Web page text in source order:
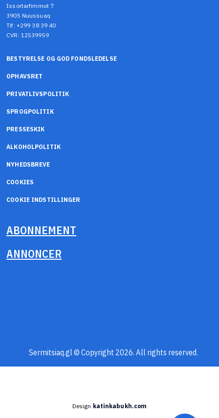
Issortarfimmut 7
3905 Nuussuaq
Tlf: +299 38 39 40
CVR: 12539959
BESTYRELSE OG GOD FONDSLEDELSE
OPHAVSRET
PRIVATLIVSPOLITIK
SPROGPOLITIK
PRESSESKIK
ALKOHOLPOLITIK
NYHEDSBREVE
COOKIES
COOKIE INDSTILLINGER
ABONNEMENT
ANNONCER
Sermitsiaq.gl © Copyright 2026. All rights reserved.
Design katinkabukh.com